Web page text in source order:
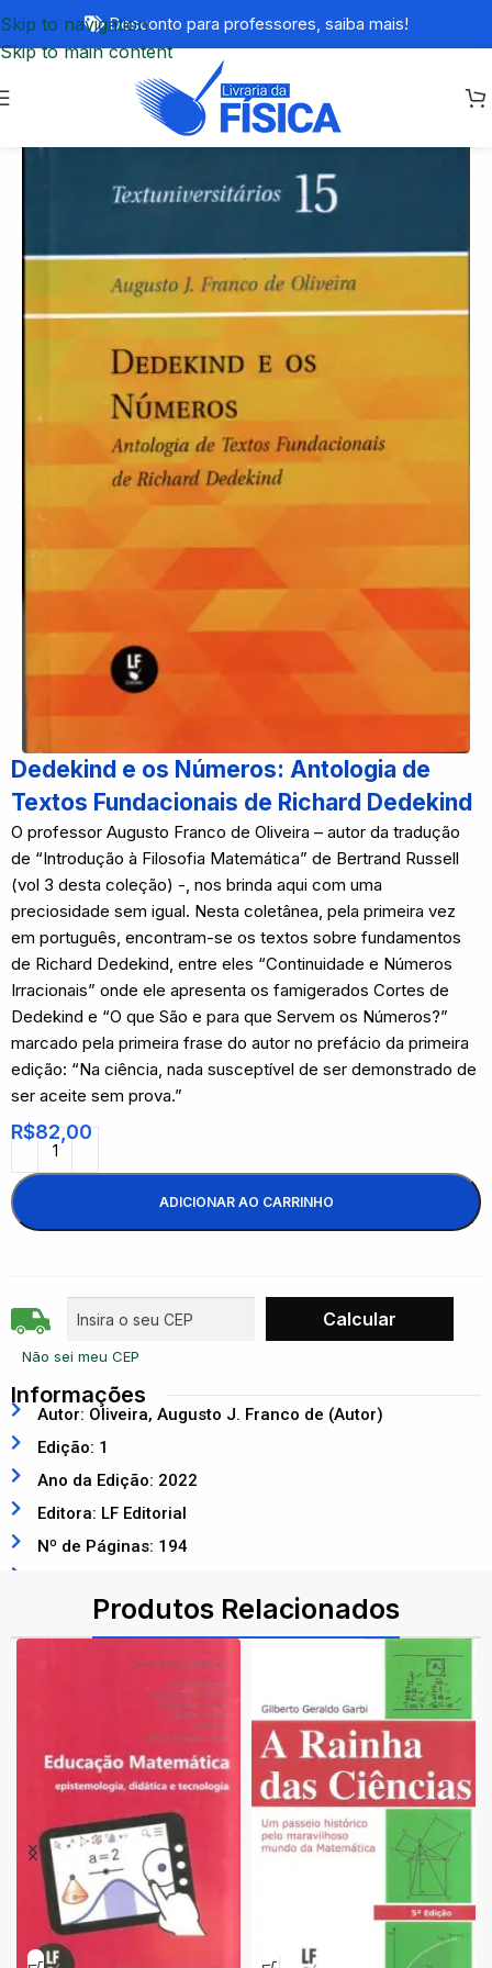
Skip to navigation
Skip to main content
Desconto para professores, saiba mais!
Dedekind e os Números: Antologia de
Textos Fundacionais de Richard Dedekind
O professor Augusto Franco de Oliveira – autor da tradução
de “Introdução à Filosofia Matemática” de Bertrand Russell
(vol 3 desta coleção) -, nos brinda aqui com uma
preciosidade sem igual. Nesta coletânea, pela primeira vez
em português, encontram-se os textos sobre fundamentos
de Richard Dedekind, entre eles “Continuidade e Números
Irracionais” onde ele apresenta os famigerados Cortes de
Dedekind e “O que São e para que Servem os Números?”
marcado pela primeira frase do autor no prefácio da primeira
edição: “Na ciência, nada susceptível de ser demonstrado de
ser aceite sem prova.”
R$82,00
ADICIONAR AO CARRINHO
Não sei meu CEP
Informações
Autor: Oliveira, Augusto J. Franco de (Autor)
Edição: 1
Ano da Edição: 2022
Editora: LF Editorial
Nº de Páginas: 194
Produtos Relacionados